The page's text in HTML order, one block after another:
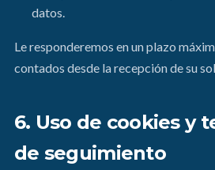
datos.
Le responderemos en un plazo
contados desde la recepción de su
6. Uso de cookies y
de seguimiento